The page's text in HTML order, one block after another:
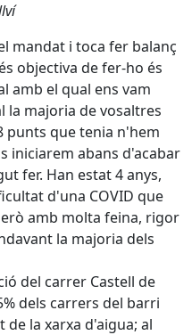
mandat i toca fer balanç
objectiva de fer-ho és
amb el qual ens vam
la majoria de vosaltres
punts que tenia n'hem
iniciarem abans d'acabar
fer. Han estat 4 anys,
d'una COVID que
amb molta feina, rigor
la majoria dels
del carrer Castell de
dels carrers del barri
la xarxa d'aigua; al